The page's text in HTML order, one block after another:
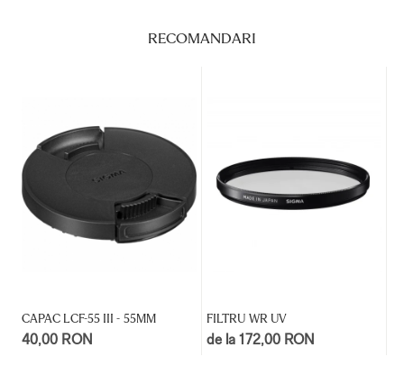
RECOMANDARI
CAPAC LCF-55 III - 55MM
40,00 RON
FILTRU WR UV
de la 172,00 RON